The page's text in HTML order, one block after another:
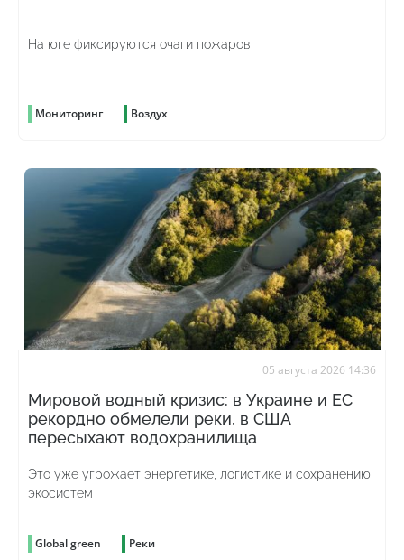
На юге фиксируются очаги пожаров
Мониторинг Воздух
05 августа 2026 14:36
Мировой водный кризис: в Украине и ЕС
рекордно обмелели реки, в США
пересыхают водохранилища
Это уже угрожает энергетике, логистике и сохранению
экосистем
Global green Реки